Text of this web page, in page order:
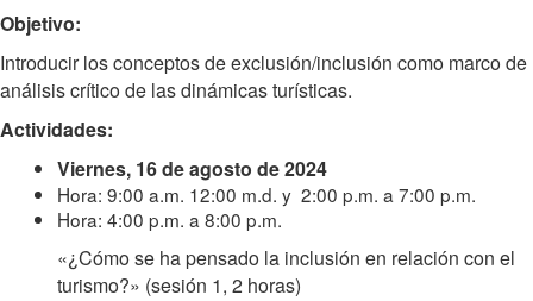
Objetivo:
Introducir los conceptos de exclusión/inclusión como marco de
análisis crítico de las dinámicas turísticas.
Actividades:
Viernes, 16 de agosto de 2024
Hora: 9:00 a.m. 12:00 m.d. y 2:00 p.m. a 7:00 p.m.
Hora: 4:00 p.m. a 8:00 p.m.
«¿Cómo se ha pensado la inclusión en relación con el
turismo?» (sesión 1, 2 horas)